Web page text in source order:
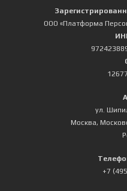
ООО «Платформа
ул.
Москва,
+7